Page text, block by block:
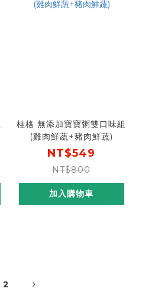
桂格 無添加寶寶粥雙口味組
(雞肉鮮蔬+豬肉鮮蔬)
NT$549
NT$800
加入購物車
2